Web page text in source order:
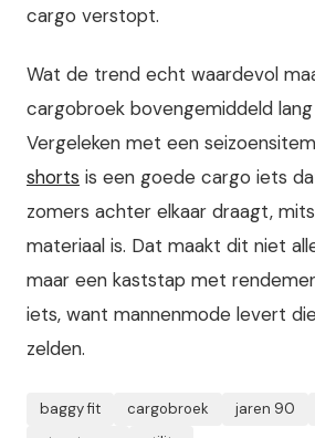
cargo verstopt.
Wat de trend echt waardevol
cargobroek bovengemiddeld
Vergeleken met een
shorts is een goede cargo iets
zomers achter elkaar draagt,
materiaal is. Dat maakt dit niet
maar een kaststap met
iets, want mannenmode levert
zelden.
baggy fit cargobroek jaren 90